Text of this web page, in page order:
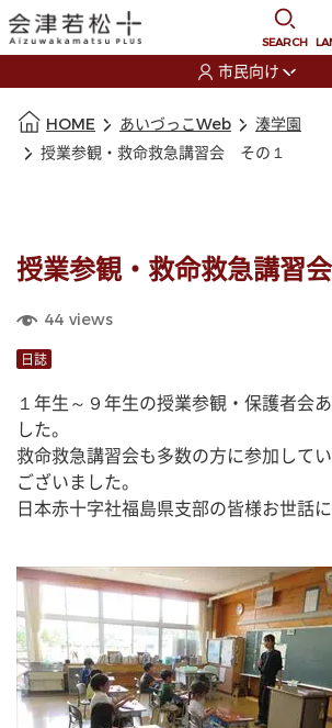
SEARCH
市民向け
HOME あいづっこWeb
湊学園
授業参観・救命救急講習会 その１
授業参観・救命救急講習
44 views
日誌
１年生～９年生の授業参観・保護者会
した。
救命救急講習会も多数の方に参加して
ございました。
日本赤十字社福島県支部の皆様お世話に